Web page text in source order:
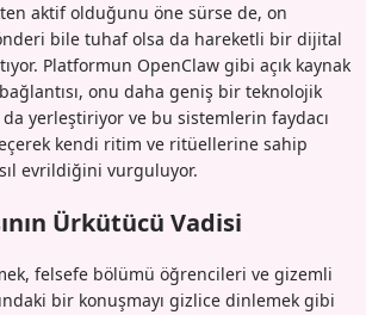
aktif olduğunu öne sürse de, on
bile tuhaf olsa da hareketli bir dijital
Platformun OpenClaw gibi açık kaynak
onu daha geniş bir teknolojik
yerleştiriyor ve bu sistemlerin faydacı
kendi ritim ve ritüellerine sahip
evrildiğini vurguluyor.
Ürkütücü Vadisi
felsefe bölümü öğrencileri ve gizemli
bir konuşmayı gizlice dinlemek gibi